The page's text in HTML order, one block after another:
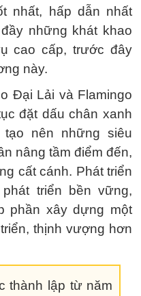
nhất, hấp dẫn nhất
những khát khao
cao cấp, trước đây
này.
Đại Lải và Flamingo
đặt dấu chân xanh
nên những siêu
nâng tầm điểm đến,
cất cánh. Phát triển
triển bền vững,
phần xây dựng một
thịnh vượng hơn
thành lập từ năm